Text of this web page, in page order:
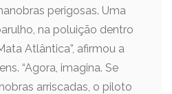
perigosas. Uma
na poluição dentro
Atlântica”, afirmou a
“Agora, imagina. Se
arriscadas, o piloto